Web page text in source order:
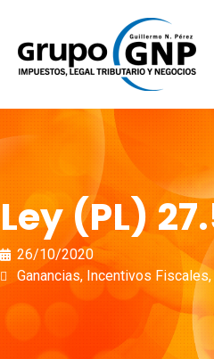
Ley (PL)
26/10/2020
Ganancias, Incentivos Fiscales,